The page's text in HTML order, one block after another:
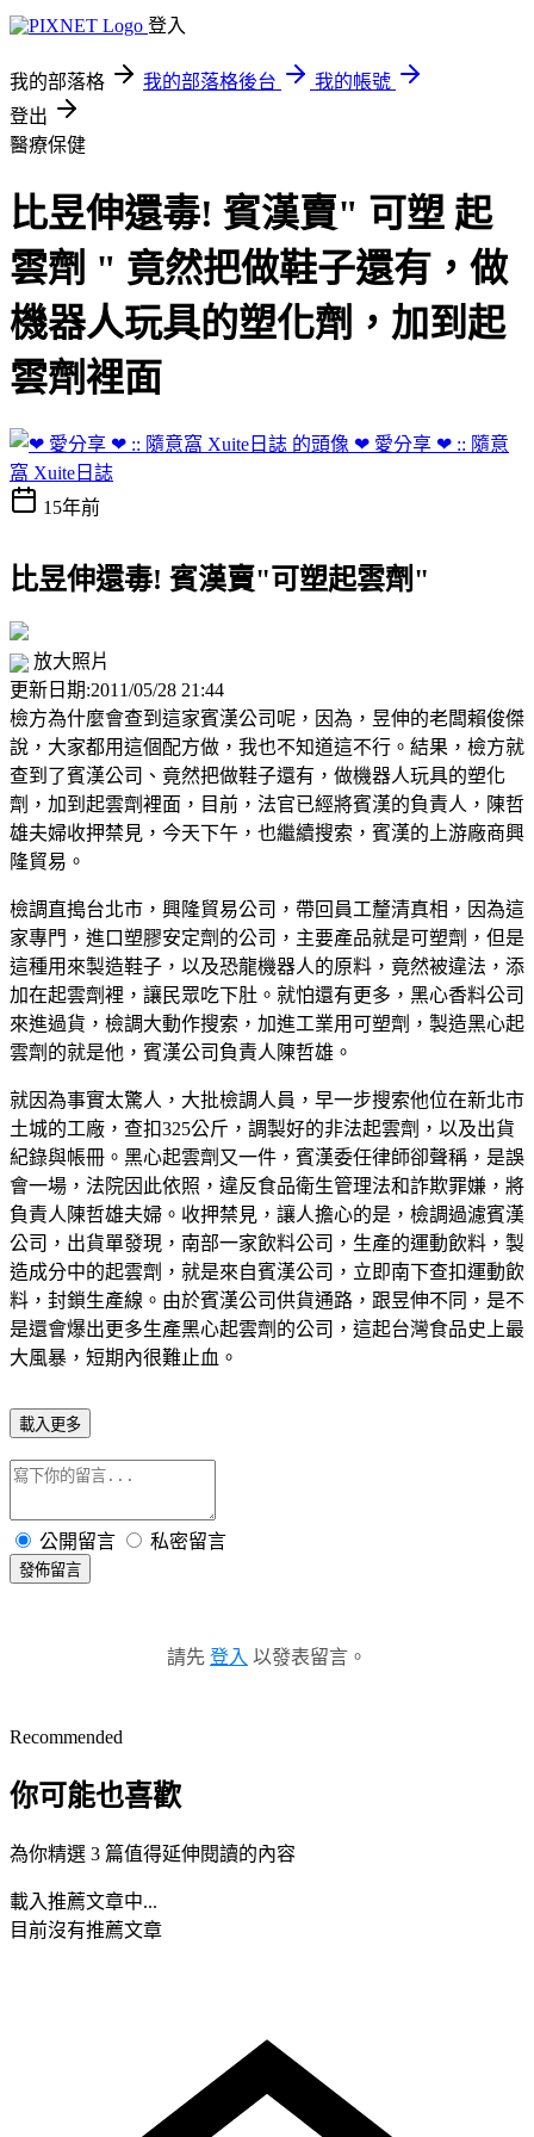
登入
我的部落格 我的部落格後台
我的帳號
登出
醫療保健
比昱伸還毒! 賓漢賣" 可塑 起
雲劑 " 竟然把做鞋子還有，做
機器人玩具的塑化劑，加到起
雲劑裡面
❤ 愛分享 ❤ :: 隨意
窩 Xuite日誌
15年前
比昱伸還毒! 賓漢賣"可塑起雲劑"
放大照片
更新日期:2011/05/28 21:44
檢方為什麼會查到這家賓漢公司呢，因為，昱伸的老闆賴俊傑
說，大家都用這個配方做，我也不知道這不行。結果，檢方就
查到了賓漢公司、竟然把做鞋子還有，做機器人玩具的塑化
劑，加到起雲劑裡面，目前，法官已經將賓漢的負責人，陳哲
雄夫婦收押禁見，今天下午，也繼續搜索，賓漢的上游廠商興
隆貿易。
檢調直搗台北市，興隆貿易公司，帶回員工釐清真相，因為這
家專門，進口塑膠安定劑的公司，主要產品就是可塑劑，但是
這種用來製造鞋子，以及恐龍機器人的原料，竟然被違法，添
加在起雲劑裡，讓民眾吃下肚。就怕還有更多，黑心香料公司
來進過貨，檢調大動作搜索，加進工業用可塑劑，製造黑心起
雲劑的就是他，賓漢公司負責人陳哲雄。
就因為事實太驚人，大批檢調人員，早一步搜索他位在新北市
土城的工廠，查扣325公斤，調製好的非法起雲劑，以及出貨
紀錄與帳冊。黑心起雲劑又一件，賓漢委任律師卻聲稱，是誤
會一場，法院因此依照，違反食品衛生管理法和詐欺罪嫌，將
負責人陳哲雄夫婦。收押禁見，讓人擔心的是，檢調過濾賓漢
公司，出貨單發現，南部一家飲料公司，生產的運動飲料，製
造成分中的起雲劑，就是來自賓漢公司，立即南下查扣運動飲
料，封鎖生產線。由於賓漢公司供貨通路，跟昱伸不同，是不
是還會爆出更多生產黑心起雲劑的公司，這起台灣食品史上最
大風暴，短期內很難止血。
載入更多
公開留言 私密留言
發佈留言
請先 登入 以發表留言。
Recommended
你可能也喜歡
為你精選 3 篇值得延伸閱讀的內容
載入推薦文章中...
目前沒有推薦文章